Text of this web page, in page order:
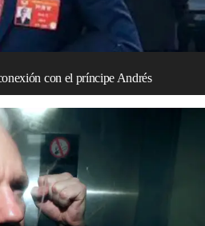
con el príncipe Andrés